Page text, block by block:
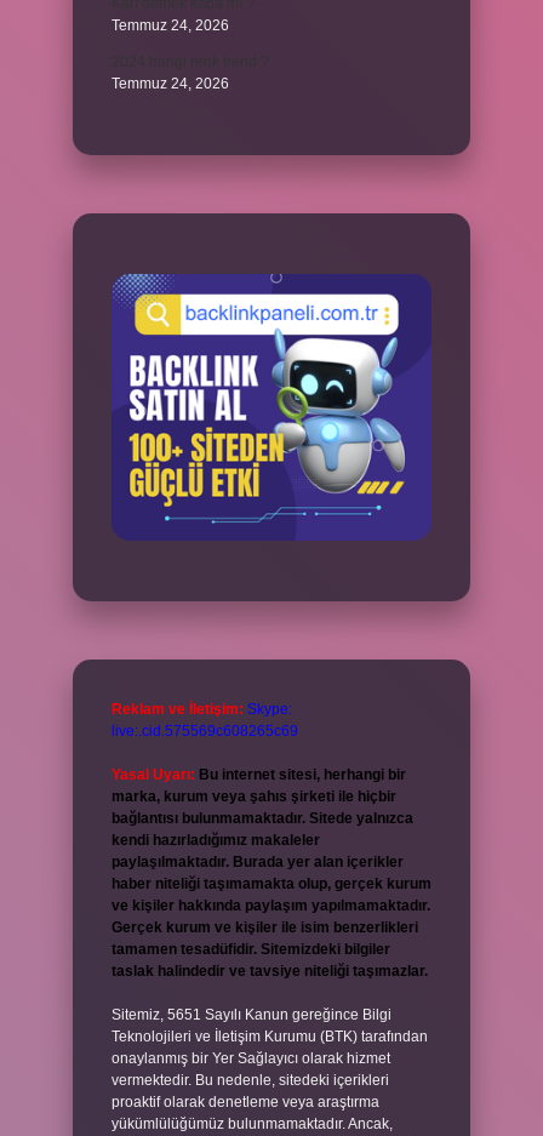
Temmuz 24, 2026
Temmuz 24, 2026
Reklam ve İletişim: Skype:
live:.cid.575569c608265c69
Yasal Uyarı: Bu internet sitesi, herhangi bir
marka, kurum veya şahıs şirketi ile hiçbir
bağlantısı bulunmamaktadır. Sitede yalnızca
kendi hazırladığımız makaleler
paylaşılmaktadır. Burada yer alan içerikler
haber niteliği taşımamakta olup, gerçek kurum
ve kişiler hakkında paylaşım yapılmamaktadır.
Gerçek kurum ve kişiler ile isim benzerlikleri
tamamen tesadüfidir. Sitemizdeki bilgiler
taslak halindedir ve tavsiye niteliği taşımazlar.
Sitemiz, 5651 Sayılı Kanun gereğince Bilgi
Teknolojileri ve İletişim Kurumu (BTK) tarafından
onaylanmış bir Yer Sağlayıcı olarak hizmet
vermektedir. Bu nedenle, sitedeki içerikleri
proaktif olarak denetleme veya araştırma
yükümlülüğümüz bulunmamaktadır. Ancak,